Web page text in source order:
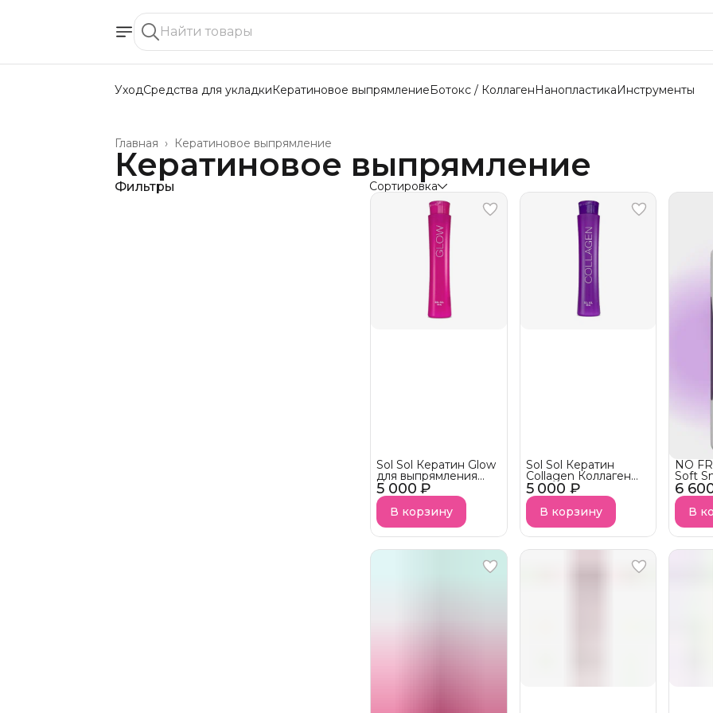
УходСредства для укладкиКератиновое выпрямлениеБотокс / КоллагенНанопластикаИнструменты
Кератиновое выпрямление
Главная ›
Кератиновое выпрямление
Фильтры Сортировка
5 000 ₽
Sol Sol Кератин Glow
для выпрямления
волос
В корзину
5 000 ₽
Sol Sol Кератин
Collagen Коллаген
для выпрямления
волос
В корзину
6
NO
Soft
Limba
В